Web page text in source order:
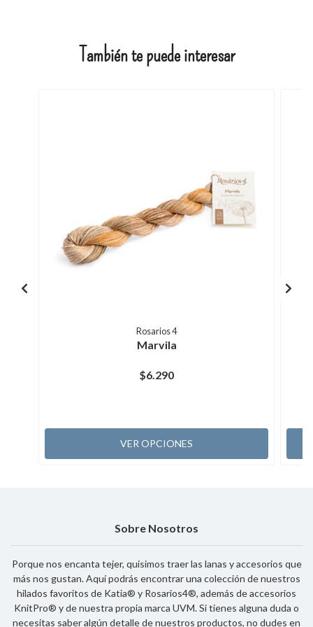
También te puede interesar
Rosarios 4
Marvila
$6.290
VER OPCIONES
Sobre Nosotros
Porque nos encanta tejer, quisimos traer las lanas y accesorios que
más nos gustan. Aquí podrás encontrar una colección de nuestros
hilados favoritos de Katia® y Rosarios4®, además de accesorios
KnitPro® y de nuestra propia marca UVM. Si tienes alguna duda o
necesitas saber algún detalle de nuestros productos, no dudes en